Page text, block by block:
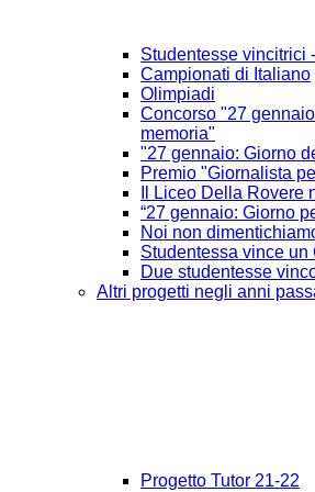
Studentesse vincitrici
Campionati di Italiano
Olimpiadi
Concorso "27
memoria"
"27 gennaio: Giorno
Premio "Giornalista
Il Liceo Della Rovere
“27 gennaio: Giorno
Noi non
Studentessa vince
Due studentesse
Altri progetti negli anni
Progetto Tutor 21-22